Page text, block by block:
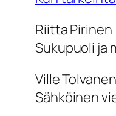
Riitta Pirinen
Sukupuoli ja
Ville Tolvanen
Sähköinen